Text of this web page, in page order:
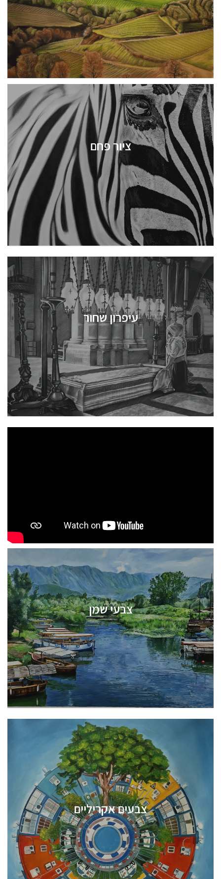
ציור פחם
עיפרון שחור
צבעי שמן
צבעים אקריליים